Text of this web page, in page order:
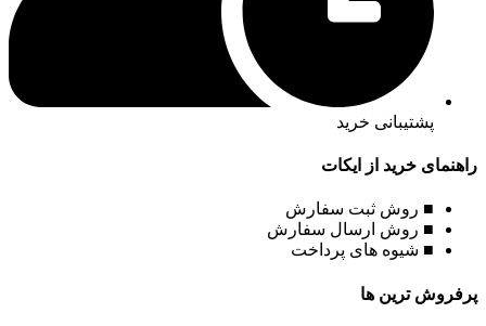
پشتیبانی خرید
راهنمای خرید از ایکات
■ روش ثبت سفارش
■ روش ارسال سفارش
■ شیوه های پرداخت
پرفروش ترین ها